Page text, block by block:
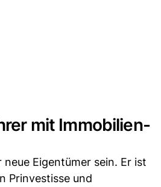
mit Immobilien-
neue Eigentümer sein. Er ist
Prinvestisse und